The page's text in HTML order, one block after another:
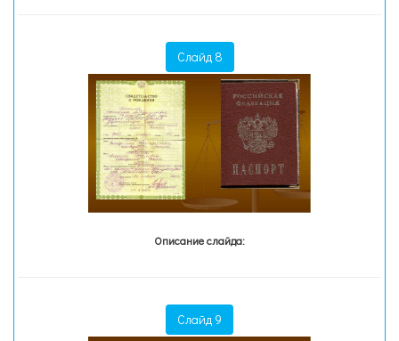
Слайд 8
Описание слайда:
Слайд 9